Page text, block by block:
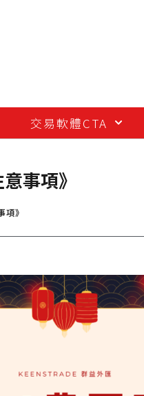
交易軟體CTA
事項》
》